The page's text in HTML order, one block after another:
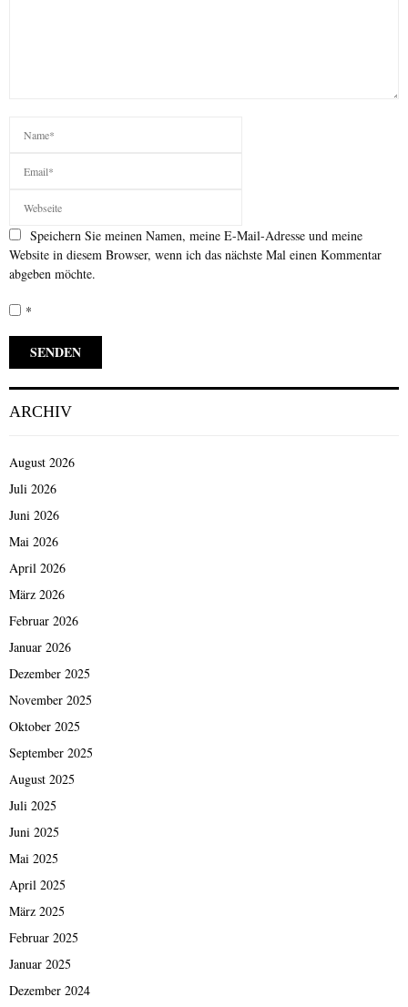
Speichern Sie meinen Namen, meine E-Mail-Adresse und meine
Website in diesem Browser, wenn ich das nächste Mal einen Kommentar
abgeben möchte.
*
ARCHIV
August 2026
Juli 2026
Juni 2026
Mai 2026
April 2026
März 2026
Februar 2026
Januar 2026
Dezember 2025
November 2025
Oktober 2025
September 2025
August 2025
Juli 2025
Juni 2025
Mai 2025
April 2025
März 2025
Februar 2025
Januar 2025
Dezember 2024